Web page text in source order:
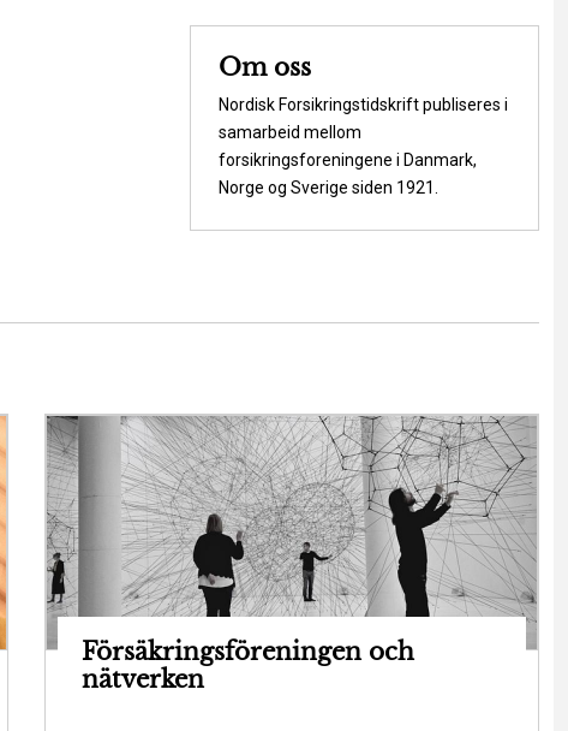
Om oss
Nordisk Forsikringstidskrift publiseres i
samarbeid mellom
forsikringsforeningene i Danmark,
Norge og Sverige siden 1921.
Försäkringsföreningen och
nätverken